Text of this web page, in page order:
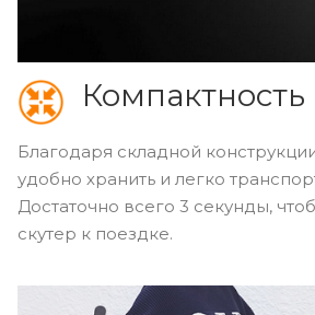
Компактность
Благодаря складной
удобно хранить и легко
Достаточно всего 3 секунды,
скутер к поездке.